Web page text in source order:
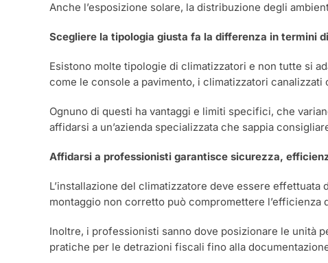
Anche l’esposizione solare, la distribuzione degli
Scegliere la tipologia giusta fa la differenza in termini
Esistono molte tipologie di climatizzatori e non tutte si
come le console a pavimento, i climatizzatori canalizzati
Ognuno di questi ha vantaggi e limiti specifici, che
affidarsi a un’azienda specializzata che sappia
Affidarsi a professionisti garantisce sicurezza,
L’installazione del climatizzatore deve essere
montaggio non corretto può compromettere l’efficienza
Inoltre, i professionisti sanno dove posizionare le unità
pratiche per le detrazioni fiscali fino alla